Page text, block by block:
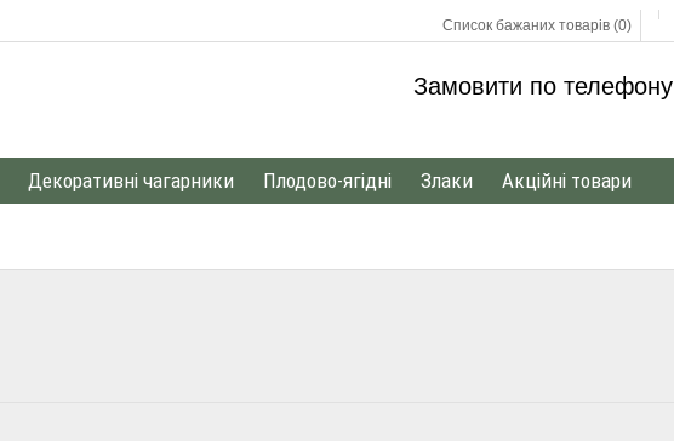
Список бажаних товарів (0)
Замовити по телефону
Декоративні чагарники Плодово-ягідні Злаки Акційні товари